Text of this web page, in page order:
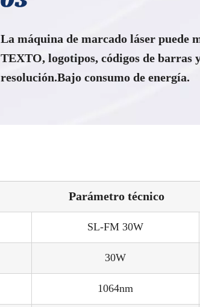
La máquina de marcado láser puede
TEXTO, logotipos, códigos de barras
resolución.Bajo consumo de energía.
Parámetro técnico
SL-FM 30W
30W
1064nm